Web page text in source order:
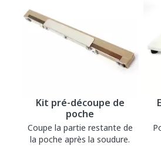
Kit pré-découpe de
poche
Coupe la partie restante de
la poche après la soudure.